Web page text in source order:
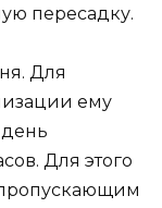
пересадку.
Для
ему
Для этого